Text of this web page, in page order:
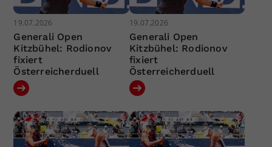
19.07.2026
Generali Open
Kitzbühel: Rodionov
fixiert
Österreicherduell
19.07.2026
Generali Open
Kitzbühel: Rodionov
fixiert
Österreicherduell